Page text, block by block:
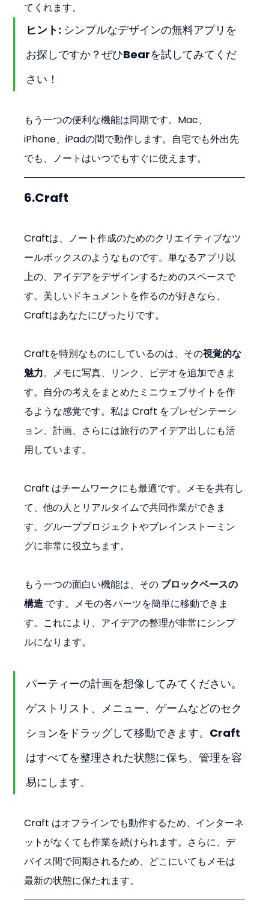
てくれます。
ヒント: シンプルなデザインの無料アプリを
お探しですか？ぜひBearを試してみてくだ
さい！
もう一つの便利な機能は同期です。Mac、
iPhone、iPadの間で動作します。自宅でも外出先
でも、ノートはいつでもすぐに使えます。
6.Craft
Craftは、ノート作成のためのクリエイティブなツ
ールボックスのようなものです。単なるアプリ以
上の、アイデアをデザインするためのスペースで
す。美しいドキュメントを作るのが好きなら、
Craftはあなたにぴったりです。
Craftを特別なものにしているのは、その視覚的な
魅力。メモに写真、リンク、ビデオを追加できま
す。自分の考えをまとめたミニウェブサイトを作
るような感覚です。私は Craft をプレゼンテーシ
ョン、計画、さらには旅行のアイデア出しにも活
用しています。
Craft はチームワークにも最適です。メモを共有し
て、他の人とリアルタイムで共同作業ができま
す。グループプロジェクトやブレインストーミン
グに非常に役立ちます。
もう一つの面白い機能は、その ブロックベースの
構造 です。メモの各パーツを簡単に移動できま
す。これにより、アイデアの整理が非常にシンプ
ルになります。
パーティーの計画を想像してみてください。
ゲストリスト、メニュー、ゲームなどのセク
ションをドラッグして移動できます。Craft
はすべてを整理された状態に保ち、管理を容
易にします。
Craft はオフラインでも動作するため、インターネ
ットがなくても作業を続けられます。さらに、デ
バイス間で同期されるため、どこにいてもメモは
最新の状態に保たれます。